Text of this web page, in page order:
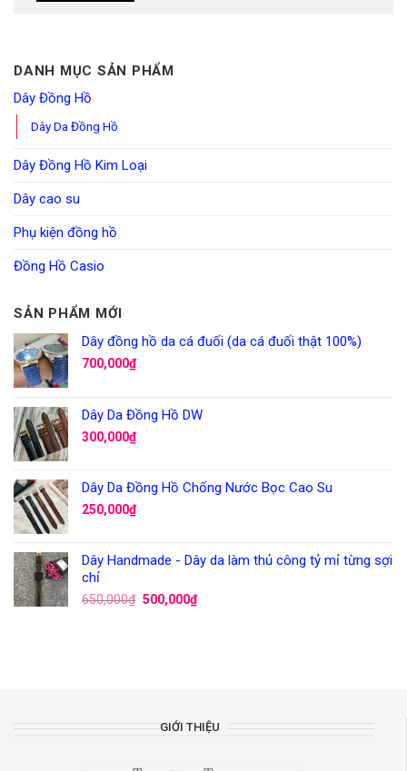
DANH MỤC SẢN PHẨM
Dây Đồng Hồ
Dây Da Đồng Hồ
Dây Đồng Hồ Kim Loại
Dây cao su
Phụ kiện đồng hồ
Đồng Hồ Casio
SẢN PHẨM MỚI
Dây đồng hồ da cá đuối (da cá đuối thật 100%)
700,000₫
Dây Da Đồng Hồ DW
300,000₫
Dây Da Đồng Hồ Chống Nước Bọc Cao Su
250,000₫
Dây Handmade - Dây da làm thủ công tỷ mỉ từng sợi
chỉ
650,000₫ 500,000₫
GIỚI THIỆU